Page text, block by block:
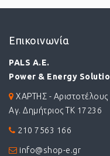
Επικοινωνία
PALS A.E.
Power & Energy
ΧΑΡΤΗΣ -
Αγ. Δημήτριος ΤΚ 17236
210 7563 166
info@shop-e.gr